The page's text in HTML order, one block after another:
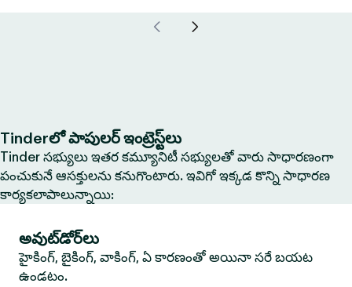
Tinderలో పాపులర్ ఇంట్రెస్ట్‌లు
Tinder సభ్యులు ఇతర కమ్యూనిటీ సభ్యులతో వారు సాధారణంగా
పంచుకునే ఆసక్తులను కనుగొంటారు. ఇవిగో ఇక్కడ కొన్ని సాధారణ
కార్యకలాపాలున్నాయి:
అవుట్‌డోర్‌లు
హైకింగ్, బైకింగ్, వాకింగ్, ఏ కారణంతో అయినా సరే బయట
ఉండటం.